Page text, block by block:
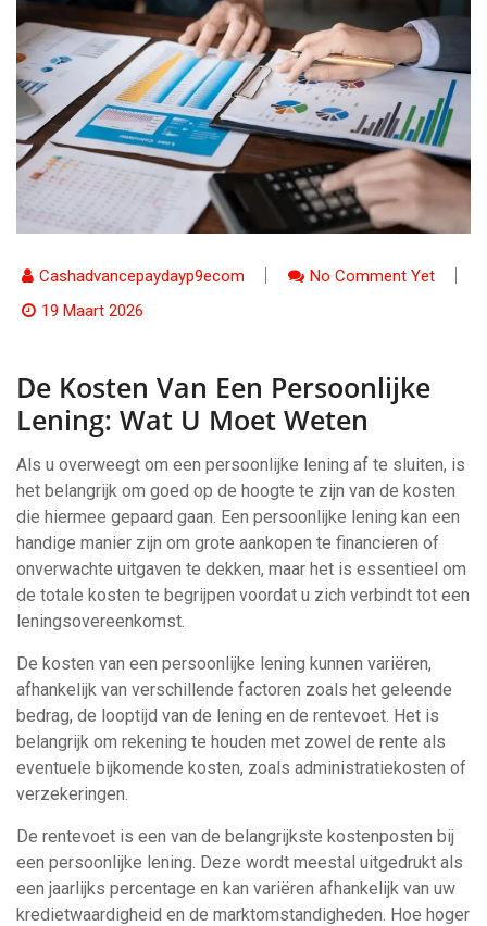
Cashadvancepaydayp9ecom
No Comment Yet
19 Maart 2026
De Kosten Van Een Persoonlijke
Lening: Wat U Moet Weten
Als u overweegt om een persoonlijke lening af te sluiten, is
het belangrijk om goed op de hoogte te zijn van de kosten
die hiermee gepaard gaan. Een persoonlijke lening kan een
handige manier zijn om grote aankopen te financieren of
onverwachte uitgaven te dekken, maar het is essentieel om
de totale kosten te begrijpen voordat u zich verbindt tot een
leningsovereenkomst.
De kosten van een persoonlijke lening kunnen variëren,
afhankelijk van verschillende factoren zoals het geleende
bedrag, de looptijd van de lening en de rentevoet. Het is
belangrijk om rekening te houden met zowel de rente als
eventuele bijkomende kosten, zoals administratiekosten of
verzekeringen.
De rentevoet is een van de belangrijkste kostenposten bij
een persoonlijke lening. Deze wordt meestal uitgedrukt als
een jaarlijks percentage en kan variëren afhankelijk van uw
kredietwaardigheid en de marktomstandigheden. Hoe hoger